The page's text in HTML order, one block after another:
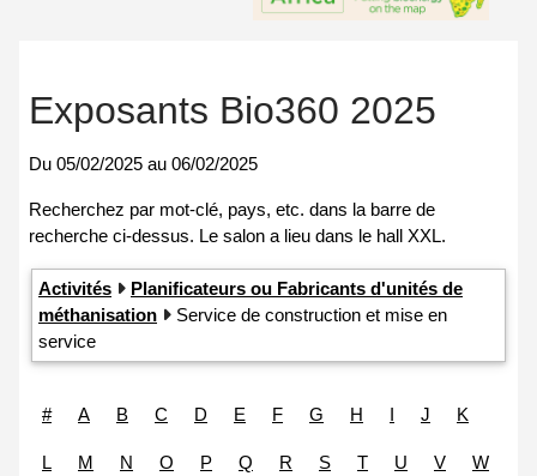
Exposants Bio360 2025
Du 05/02/2025 au 06/02/2025
Activités
Planificateurs ou Fabricants d'unités de
méthanisation
Service de construction et mise en
service
# A B C D E F G H I J K
L M N O P Q R S T U V W